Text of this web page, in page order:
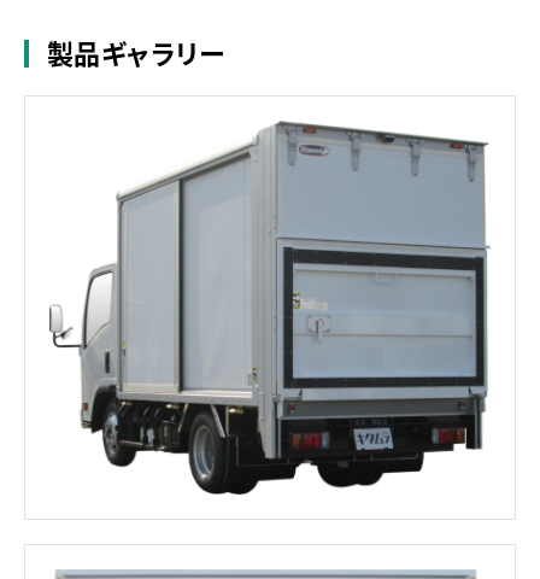
製品ギャラリー